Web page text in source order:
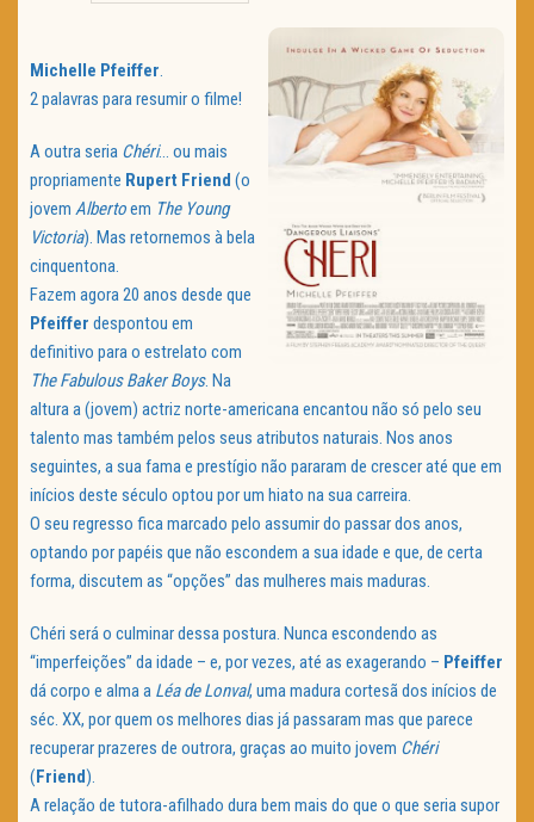
Política de Privacidade
Michelle Pfeiffer.
2 palavras para resumir o filme!
A outra seria Chéri… ou mais
propriamente Rupert Friend (o
jovem Albertoem The Young
Victoria). Mas retornemos à bela
cinquentona.
Fazem agora 20 anos desde que
Pfeiffer despontou em
definitivo para o estrelato com
The Fabulous Baker Boys. Na
altura a (jovem) actriz norte-americana encantou não só pelo seu
talento mas também pelos seus atributos naturais. Nos anos
seguintes, a sua fama e prestígio não pararam de crescer até que em
inícios deste século optou por um hiato na sua carreira.
O seu regresso fica marcado pelo assumir do passar dos anos,
optando por papéis que não escondem a sua idade e que, de certa
forma, discutem as “opções” das mulheres mais maduras.
Chéri será o culminar dessa postura. Nunca escondendo as
“imperfeições” da idade – e, por vezes, até as exagerando – Pfeiffer
dá corpo e alma a Léa de Lonval, uma madura cortesã dos inícios de
séc. XX, por quem os melhores dias já passaram mas que parece
recuperar prazeres de outrora, graças ao muito jovem Chéri
(Friend).
A relação de tutora-afilhado dura bem mais do que o que seria supor